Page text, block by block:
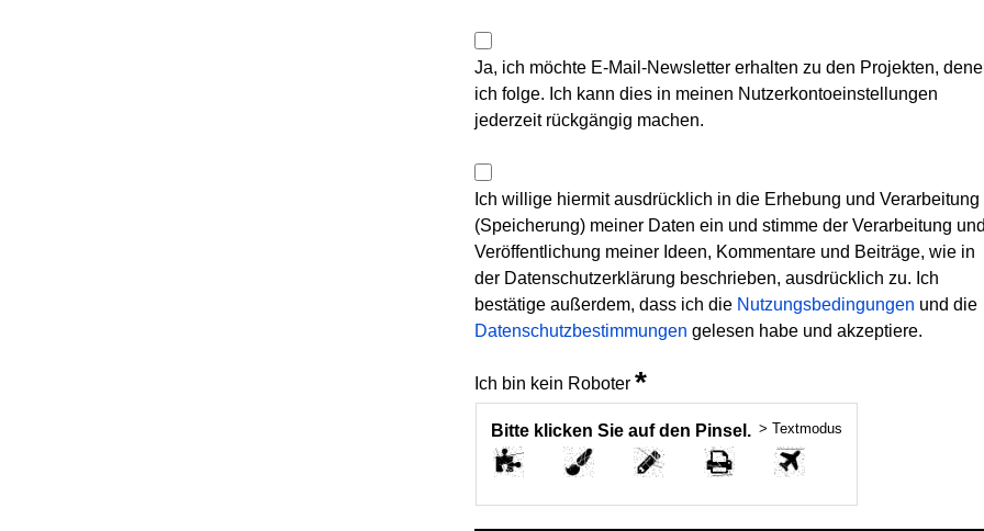
Ja, ich möchte E-Mail-Newsletter erhalten zu den Projekten,
ich folge. Ich kann dies in meinen Nutzerkontoeinstellungen
jederzeit rückgängig machen.
Ich willige hiermit ausdrücklich in die Erhebung und Verarbeitung
(Speicherung) meiner Daten ein und stimme der Verarbeitung und
Veröffentlichung meiner Ideen, Kommentare und Beiträge, wie in
der Datenschutzerklärung beschrieben, ausdrücklich zu. Ich
bestätige außerdem, dass ich die Nutzungsbedingungen und die
Datenschutzbestimmungen gelesen habe und akzeptiere.
Ich bin kein Roboter *
Bitte klicken Sie auf den Pinsel. > Textmodus